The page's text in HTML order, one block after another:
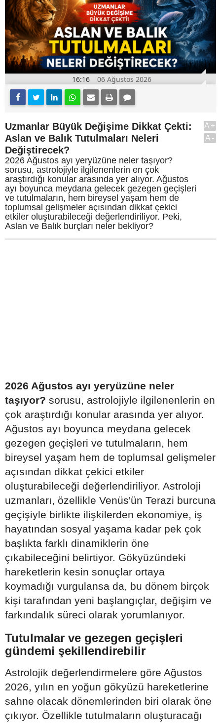
16:16 06 Ağustos 2026
Uzmanlar Büyük Değişime Dikkat Çekti:
Aslan ve Balık Tutulmaları Neleri
Değiştirecek?
2026 Ağustos ayı yeryüzüne neler taşıyor?
sorusu, astrolojiyle ilgilenenlerin en çok
araştırdığı konular arasında yer alıyor. Ağustos
ayı boyunca meydana gelecek gezegen geçişleri
ve tutulmaların, hem bireysel yaşam hem de
toplumsal gelişmeler açısından dikkat çekici
etkiler oluşturabileceği değerlendiriliyor. Peki,
Aslan ve Balık burçları neler bekliyor?
A+
A-
2026 Ağustos ayı yeryüzüne neler
taşıyor? sorusu, astrolojiyle ilgilenenlerin en
çok araştırdığı konular arasında yer alıyor.
Ağustos ayı boyunca meydana gelecek
gezegen geçişleri ve tutulmaların, hem
bireysel yaşam hem de toplumsal gelişmeler
açısından dikkat çekici etkiler
oluşturabileceği değerlendiriliyor. Astroloji
uzmanları, özellikle Venüs'ün Terazi burcuna
geçişiyle birlikte ilişkilerden ekonomiye, iş
hayatından sosyal yaşama kadar pek çok
başlıkta farklı dinamiklerin öne
çıkabileceğini belirtiyor. Gökyüzündeki
hareketlerin kesin sonuçlar ortaya
koymadığı vurgulansa da, bu dönem birçok
kişi tarafından yeni başlangıçlar, değişim ve
farkındalık süreci olarak yorumlanıyor.
Tutulmalar ve gezegen geçişleri
gündemi şekillendirebilir
Astrolojik değerlendirmelere göre Ağustos
2026, yılın en yoğun gökyüzü hareketlerine
sahne olacak dönemlerinden biri olarak öne
çıkıyor. Özellikle tutulmaların oluşturacağı